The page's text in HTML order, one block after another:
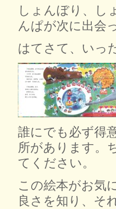
しょんぼり、し
んぱが次に出会
はてさて、いっ
誰にでも必ず得
所があります。
てください。
この絵本がお気
良さを知り、そ